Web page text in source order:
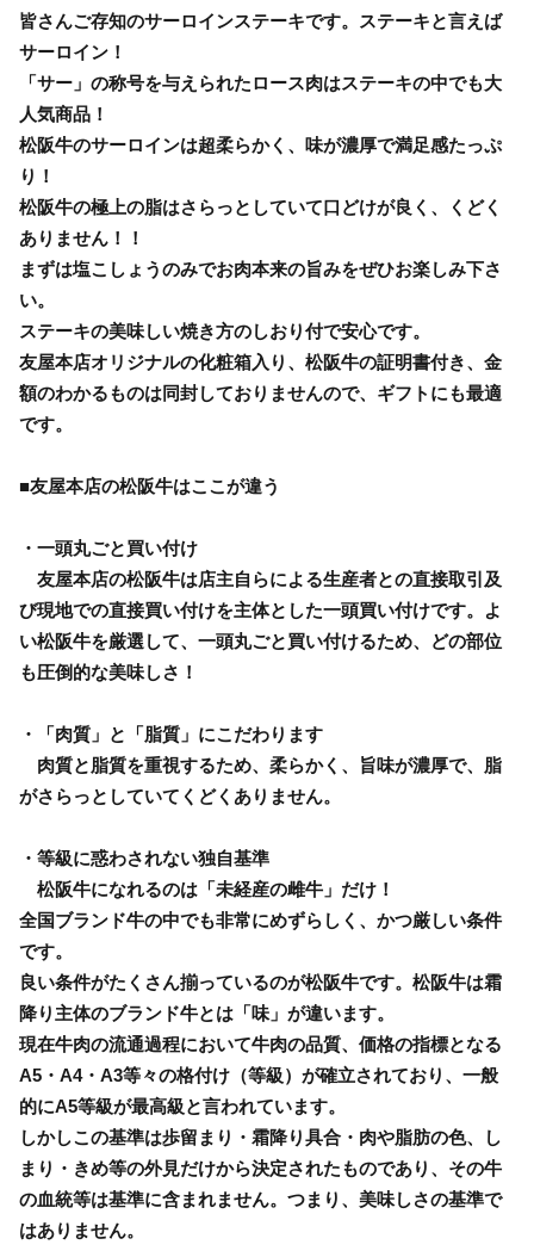
皆さんご存知のサーロインステーキです。ステーキと言えば
サーロイン！
「サー」の称号を与えられたロース肉はステーキの中でも大
人気商品！
松阪牛のサーロインは超柔らかく、味が濃厚で満足感たっぷ
り！
松阪牛の極上の脂はさらっとしていて口どけが良く、くどく
ありません！！
まずは塩こしょうのみでお肉本来の旨みをぜひお楽しみ下さ
い。
ステーキの美味しい焼き方のしおり付で安心です。
友屋本店オリジナルの化粧箱入り、松阪牛の証明書付き、金
額のわかるものは同封しておりませんので、ギフトにも最適
です。
■友屋本店の松阪牛はここが違う
・一頭丸ごと買い付け
友屋本店の松阪牛は店主自らによる生産者との直接取引及
び現地での直接買い付けを主体とした一頭買い付けです。よ
い松阪牛を厳選して、一頭丸ごと買い付けるため、どの部位
も圧倒的な美味しさ！
・「肉質」と「脂質」にこだわります
肉質と脂質を重視するため、柔らかく、旨味が濃厚で、脂
がさらっとしていてくどくありません。
・等級に惑わされない独自基準
松阪牛になれるのは「未経産の雌牛」だけ！
全国ブランド牛の中でも非常にめずらしく、かつ厳しい条件
です。
良い条件がたくさん揃っているのが松阪牛です。松阪牛は霜
降り主体のブランド牛とは「味」が違います。
現在牛肉の流通過程において牛肉の品質、価格の指標となる
A5・A4・A3等々の格付け（等級）が確立されており、一般
的にA5等級が最高級と言われています。
しかしこの基準は歩留まり・霜降り具合・肉や脂肪の色、し
まり・きめ等の外見だけから決定されたものであり、その牛
の血統等は基準に含まれません。つまり、美味しさの基準で
はありません。